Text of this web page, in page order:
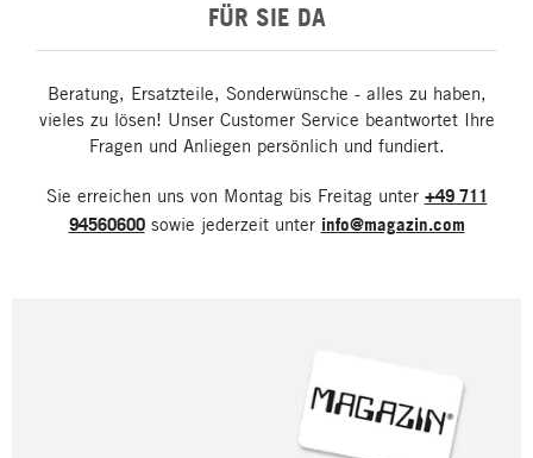
FÜR SIE DA
Beratung, Ersatzteile, Sonderwünsche - alles zu haben,
vieles zu lösen! Unser Customer Service beantwortet Ihre
Fragen und Anliegen persönlich und fundiert.
Sie erreichen uns von Montag bis Freitag unter +49 711
94560600sowie jederzeit unter info@magazin.com